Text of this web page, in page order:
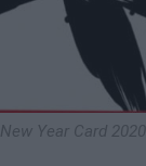
New Year Card 2020